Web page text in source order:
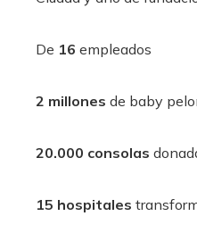
De 16 empleados
2 millones de baby
20.000 consolas
15 hospitales